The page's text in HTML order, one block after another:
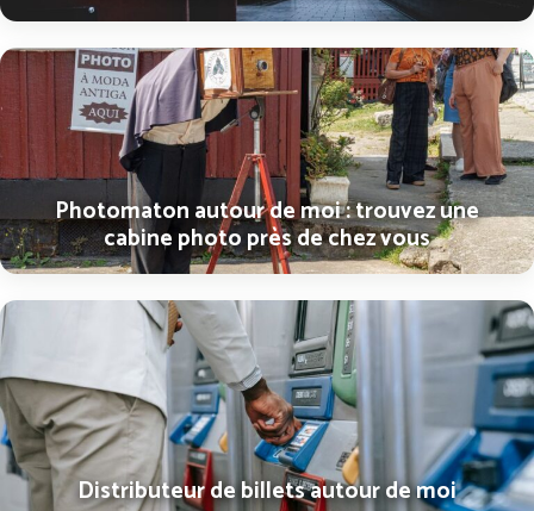
Photomaton autour de moi : trouvez une
cabine photo près de chez vous
Distributeur de billets autour de moi